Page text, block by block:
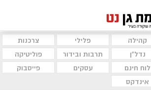
קהילה פלילי
צרכנות
נדל"ן תרבות ובידור
פוליטיקה
לוח חינם עסקים
פייסבוק
אינדקס